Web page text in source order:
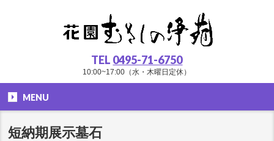
TEL 0495-71-6750
10:00~17:00（水・木曜日定休）
MENU
短納期展示墓石